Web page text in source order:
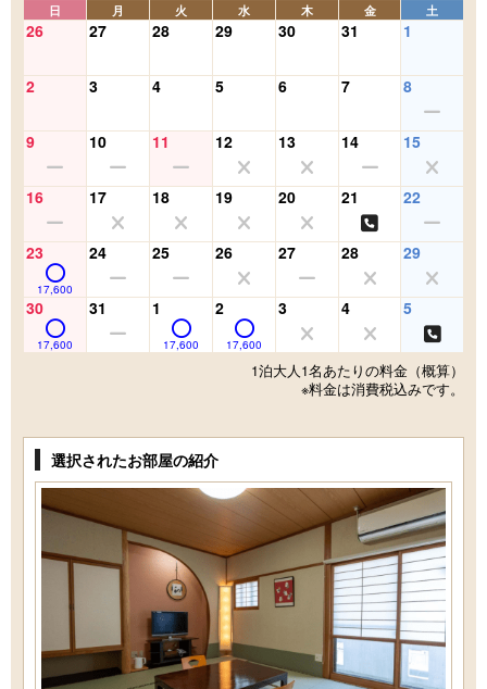
日 月 火 水 木 金 土
26 27 28 29 30 31 1
2 3 4 5 6 7 8
9 10 11 12 13 14 15
16 17 18 19 20 21 22
23
17,600
24 25 26 27 28 29
30
17,600
31 1
17,600
2
17,600
3 4 5
1泊大人1名あたりの料金（概算）
※料金は消費税込みです。
選択されたお部屋の紹介